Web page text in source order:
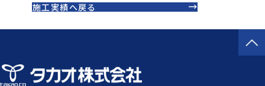
施工実績へ戻る